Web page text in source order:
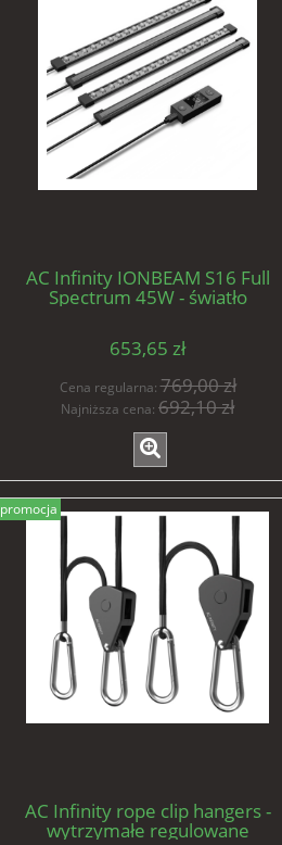
AC Infinity IONBEAM S16 Full
Spectrum 45W - światło
653,65 zł
Cena regularna:769,00 zł
Najniższa cena: 692,10 zł
AC Infinity rope clip hangers -
wytrzymałe regulowane
promocja